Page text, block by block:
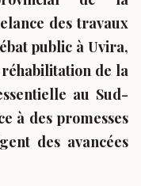
des travaux
public à Uvira,
de la
au Sud-
à des promesses
des avancées